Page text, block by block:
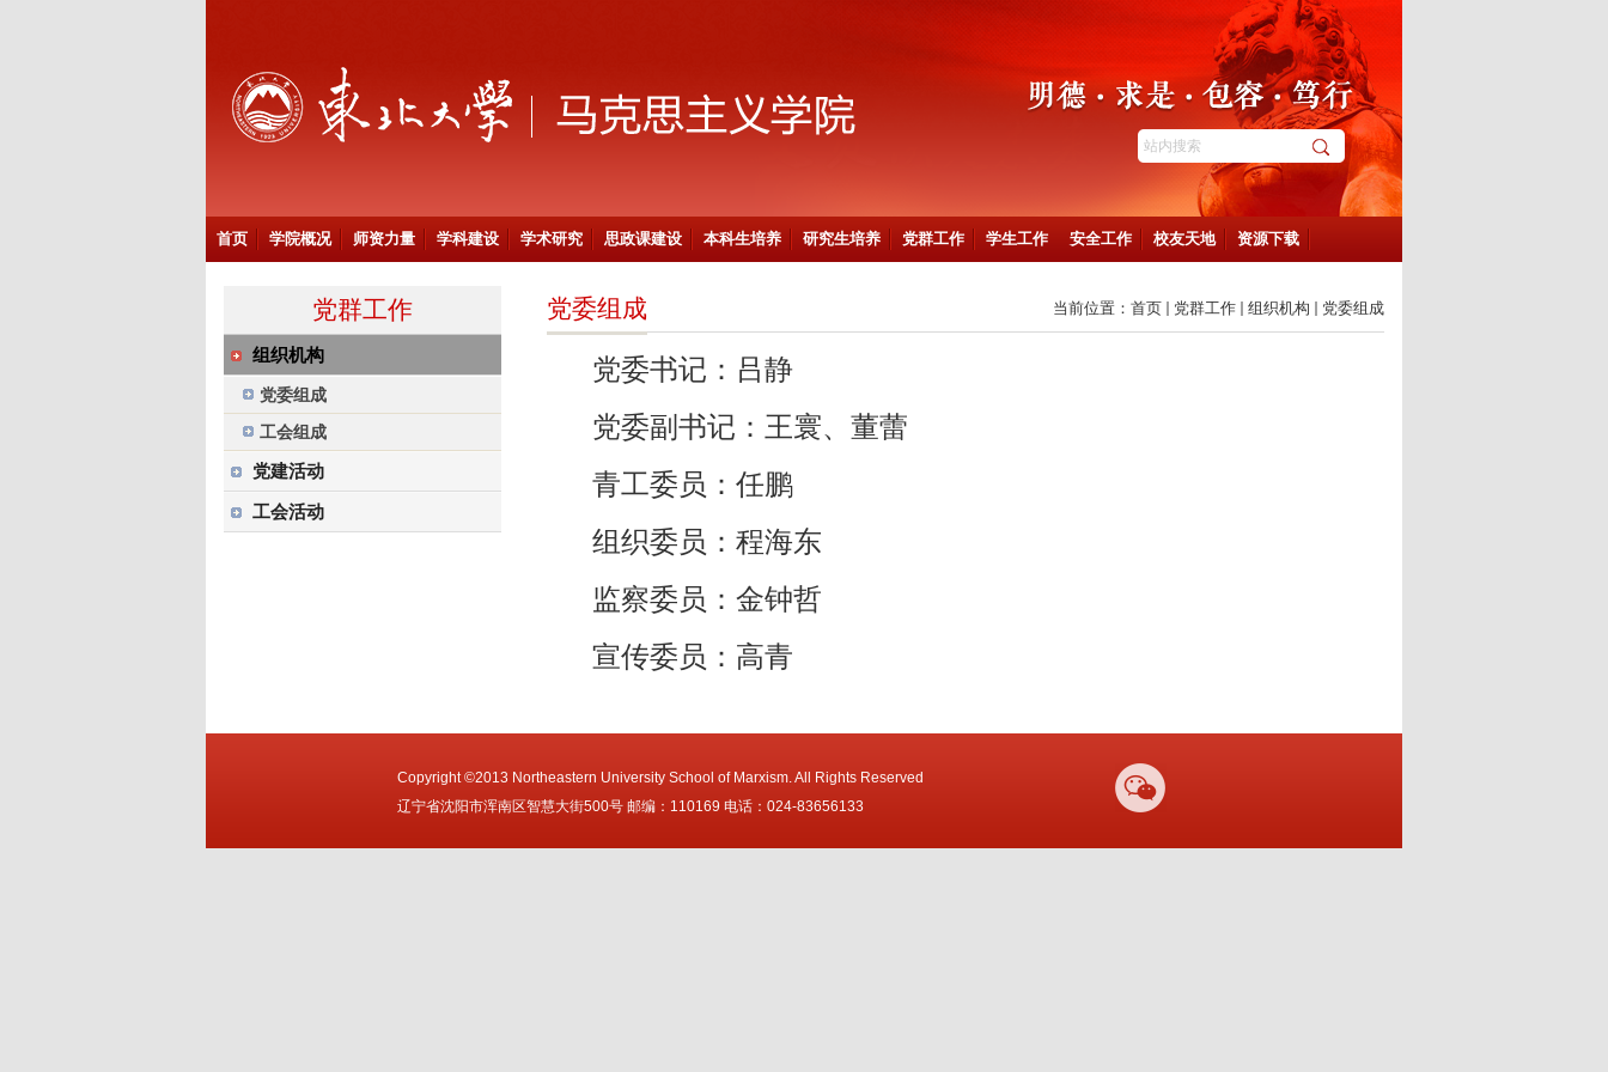
首页 学院概况 师资力量 学科建设 学术研究 思政课建设 本科生培养 研究生培养 党群工作 学生工作 安全工作 校友天地 资源下载
党群工作
组织机构
党委组成
工会组成
党建活动
工会活动
党委组成 当前位置： 首页 党群工作 组织机构 党委组成
党委书记：吕静
党委副书记：王寰、董蕾
青工委员：任鹏
组织委员：程海东
监察委员：金钟哲
宣传委员：高青
Copyright ©2013 Northeastern University School of Marxism. All Rights Reserved
辽宁省沈阳市浑南区智慧大街500号 邮编：110169 电话：024-83656133